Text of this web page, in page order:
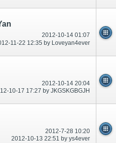
2012-10-14 01:07
11-22 12:35 by Loveyan4ever
2012-10-14 20:04
10-17 17:27 by JKGSKGBGJH
2012-7-28 10:20
2012-10-13 22:51 by ys4ever